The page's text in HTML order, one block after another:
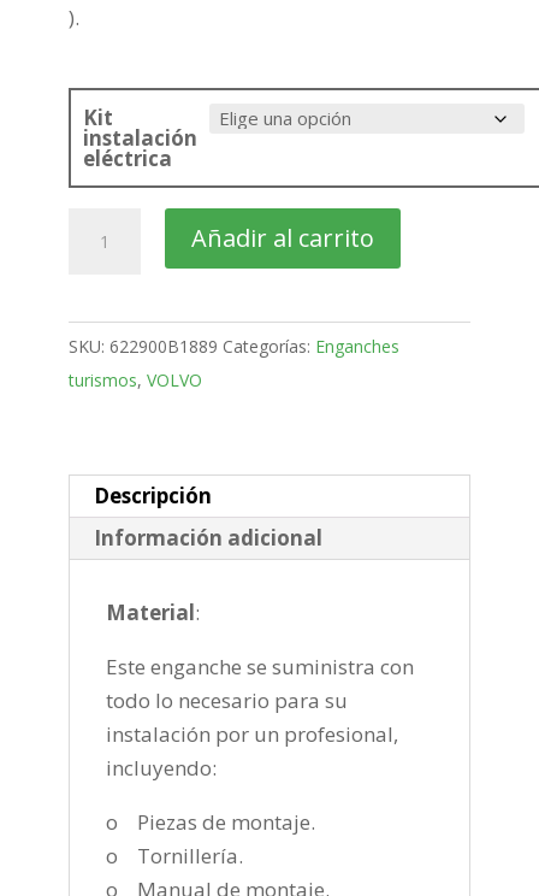
).
Kit
instalación
eléctrica
Puertas
Bola
desmontable
2016-
2020
cantidad
Añadir al carrito
SKU: 622900B1889 Categorías: Enganches
turismos, VOLVO
Descripción
Información adicional
Material:
Este enganche se suministra con
todo lo necesario para su
instalación por un profesional,
incluyendo:
o Piezas de montaje.
o Tornillería.
o Manual de montaje.